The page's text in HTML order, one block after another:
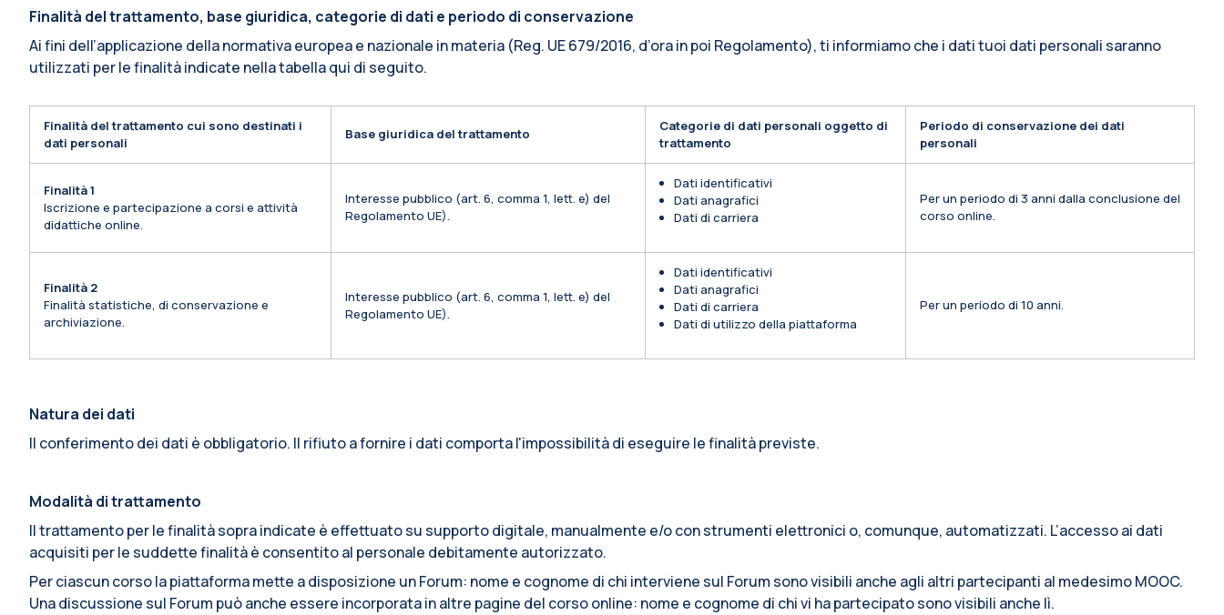
Finalità del trattamento, base giuridica, categorie di dati e periodo di conservazione
Ai fini dell’applicazione della normativa europea e nazionale in materia (Reg. UE 679/2016, d’ora in poi Regolamento), ti informiamo che i dati tuoi dati personali saranno
utilizzati per le finalità indicate nella tabella qui di seguito.
Finalità del trattamento cui sono destinati i
dati personali
Base giuridica del trattamento
Categorie di dati personali oggetto di
trattamento
Periodo di conservazione dei dati
personali
Finalità 1
Iscrizione e partecipazione a corsi e attività
didattiche online.
Interesse pubblico (art. 6, comma 1, lett. e) del
Regolamento UE).
Dati identificativi
Dati anagrafici
Dati di carriera
Per un periodo di 3 anni dalla conclusione del
corso online.
Finalità 2
Finalità statistiche, di conservazione e
archiviazione.
Interesse pubblico (art. 6, comma 1, lett. e) del
Regolamento UE).
Dati identificativi
Dati anagrafici
Dati di carriera
Dati di utilizzo della piattaforma
Per un periodo di 10 anni.
Natura dei dati
Il conferimento dei dati è obbligatorio. Il rifiuto a fornire i dati comporta l'impossibilità di eseguire le finalità previste.
Modalità di trattamento
Il trattamento per le finalità sopra indicate è effettuato su supporto digitale, manualmente e/o con strumenti elettronici o, comunque, automatizzati. L’accesso ai dati
acquisiti per le suddette finalità è consentito al personale debitamente autorizzato.
Per ciascun corso la piattaforma mette a disposizione un Forum: nome e cognome di chi interviene sul Forum sono visibili anche agli altri partecipanti al medesimo MOOC.
Una discussione sul Forum può anche essere incorporata in altre pagine del corso online: nome e cognome di chi vi ha partecipato sono visibili anche lì.